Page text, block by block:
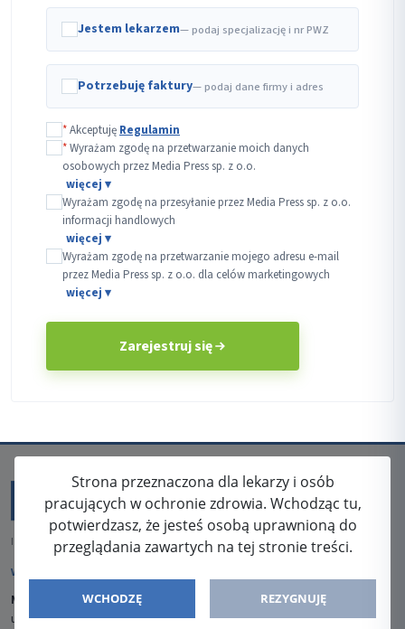
Jestem lekarzem— podaj specjalizację i nr PWZ
Potrzebuję faktury— podaj dane firmy i adres
*Akceptuję Regulamin
*Wyrażam zgodę na przetwarzanie moich danych
osobowych przez Media Press sp. z o.o.
Wyrażam zgodę na przesyłanie przez Media Press sp. z o.o.
informacji handlowych
Wyrażam zgodę na przetwarzanie mojego adresu e-mail
przez Media Press sp. z o.o. dla celów marketingowych
Zarejestruj się
Strona przeznaczona dla lekarzy i osób
pracujących w ochronie zdrowia. Wchodząc tu,
potwierdzasz, że jesteś osobą uprawnioną do
przeglądania zawartych na tej stronie treści.
WCHODZĘ REZYGNUJĘ
ISSN: 2080-5438
WYDAWCA
Media-Press Sp. z o.o.
ul. Gwiaździsta 7B/8